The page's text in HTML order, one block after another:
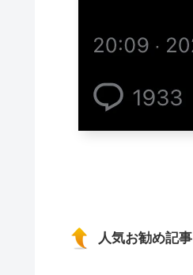
人気お勧め記事